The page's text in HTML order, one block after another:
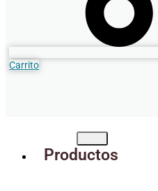
Carrito
Productos